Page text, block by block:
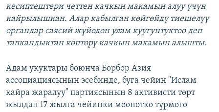
кесиптештери четтен качкын макамын алуу үчүн
кайрылышкан. Алар кабылган көйгөйдү тиешелүү
органдар саясий жүйөдөн улам куугунтуктоо деп
тапкандыктан көптөрү качкын макамын алышты.
Адам укуктары боюнча Борбор Азия
ассоциациясынын эсебинде, буга чейин "Ислам
кайра жаралуу" партиясынын 8 активисти төрт
жылдан 17 жылга чейинки мөөнөткө түрмөгө